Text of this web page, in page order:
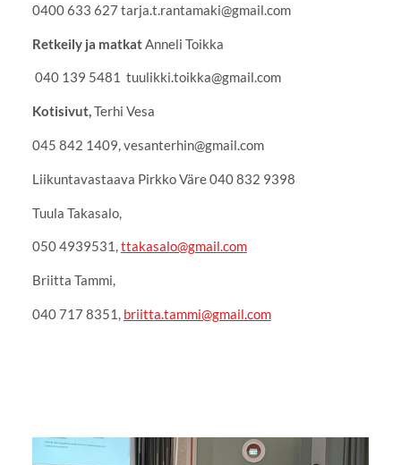
0400 633 627 tarja.t.rantamaki@gmail.com
Retkeily ja matkatAnneli Toikka
040 139 5481 tuulikki.toikka@gmail.com
Kotisivut,Terhi Vesa
045 842 1409, vesanterhin@gmail.com
Liikuntavastaava Pirkko Väre 040 832 9398
Tuula Takasalo,
050 4939531,ttakasalo@gmail.com
Briitta Tammi,
040 717 8351, briitta.tammi@gmail.com